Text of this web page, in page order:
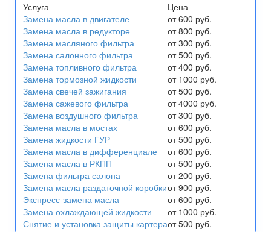
Услуга
Цена
Замена масла в двигателе
от 600 руб.
Замена масла в редукторе
от 800 руб.
Замена масляного фильтра
от 300 руб.
Замена салонного фильтра
от 500 руб.
Замена топливного фильтра
от 400 руб.
Замена тормозной жидкости
от 1000 руб.
Замена свечей зажигания
от 500 руб.
Замена сажевого фильтра
от 4000 руб.
Замена воздушного фильтра
от 300 руб.
Замена масла в мостах
от 600 руб.
Замена жидкости ГУР
от 500 руб.
Замена масла в дифференциале
от 600 руб.
Замена масла в РКПП
от 500 руб.
Замена фильтра салона
от 200 руб.
Замена масла раздаточной коробкиот 900 руб.
Экспресс-замена масла
от 600 руб.
Замена охлаждающей жидкости
от 1000 руб.
Снятие и установка защиты картераот 500 руб.